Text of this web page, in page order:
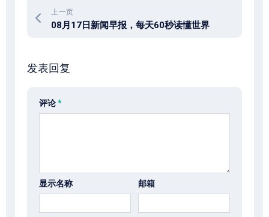
上一页
08月17日新闻早报，每天60秒读懂世界
发表回复
评论*
显示名称 邮箱